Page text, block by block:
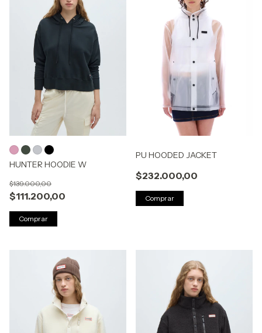
HUNTER HOODIE W
$111.200,00
$139.000,00
Comprar
PU HOODED JACKET
$232.000,00
Comprar